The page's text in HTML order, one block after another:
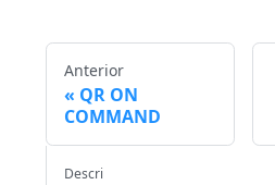
Anterior
QR ON
COMMAND
Descri